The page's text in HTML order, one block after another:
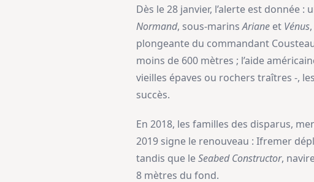
Dès le 28 janvier, l’alerte est donnée
Normand, sous-marinsAriane et Vénus
plongeante du commandant
moins de 600 mètres ; l’aide
vieilles épaves ou rochers traîtres -,
succès.
En 2018, les familles des disparus,
2019 signe le renouveau : Ifremer
tandis que leSeabed Constructor,
8 mètres du fond.